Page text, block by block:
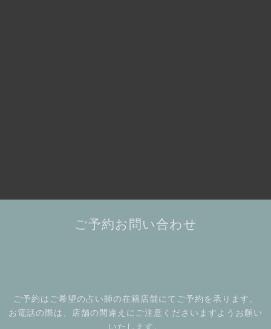
ご予約お問い合わせ
ご予約はご希望の占い師の在籍店舗にてご予約を承ります。
お電話の際は、店舗の間違えにご注意くださいますようお願い
いたします。